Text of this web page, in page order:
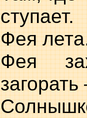
ступает.
Фея
Фея
загорать